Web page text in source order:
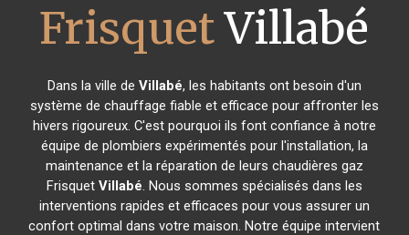
FrisquetVillabé
Dans la ville de Villabé, les habitants ont besoin d'un
système de chauffage fiable et efficace pour affronter les
hivers rigoureux. C'est pourquoi ils font confiance à notre
équipe de plombiers expérimentés pour l'installation, la
maintenance et la réparation de leurs chaudières gaz
Frisquet Villabé. Nous sommes spécialisés dans les
interventions rapides et efficaces pour vous assurer un
confort optimal dans votre maison. Notre équipe intervient